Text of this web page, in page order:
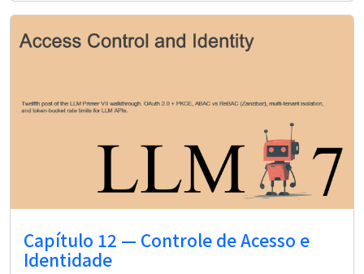
Capítulo 12 — Controle de Acesso e
Identidade